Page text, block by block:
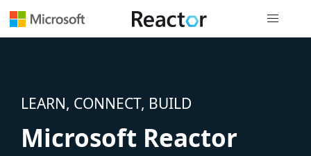
LEARN, CONNECT, BUILD
Microsoft Reactor